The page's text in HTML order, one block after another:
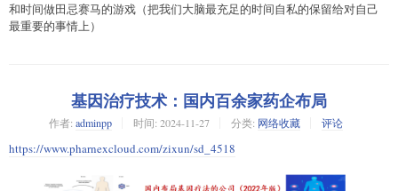
和时间做田忌赛马的游戏（把我们大脑最充足的时间自私的保留给对自己
最重要的事情上）
基因治疗技术：国内百余家药企布局
作者: adminpp 时间: 2024-11-27 分类: 网络收藏 评论
https://www.pharnexcloud.com/zixun/sd_4518